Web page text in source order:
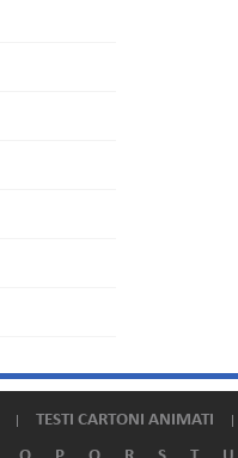
TESTI CARTONI ANIMATI